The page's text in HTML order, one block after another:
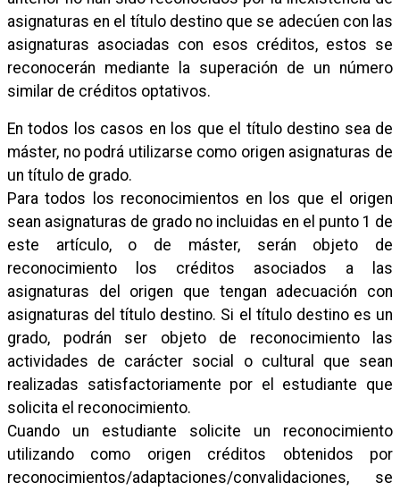
asignaturas en el título destino que se adecúen con las
asignaturas asociadas con esos créditos, estos se
reconocerán mediante la superación de un número
similar de créditos optativos.
En todos los casos en los que el título destino sea de
máster, no podrá utilizarse como origen asignaturas de
un título de grado.
Para todos los reconocimientos en los que el origen
sean asignaturas de grado no incluidas en el punto 1 de
este artículo, o de máster, serán objeto de
reconocimiento los créditos asociados a las
asignaturas del origen que tengan adecuación con
asignaturas del título destino. Si el título destino es un
grado, podrán ser objeto de reconocimiento las
actividades de carácter social o cultural que sean
realizadas satisfactoriamente por el estudiante que
solicita el reconocimiento.
Cuando un estudiante solicite un reconocimiento
utilizando como origen créditos obtenidos por
reconocimientos/adaptaciones/convalidaciones, se